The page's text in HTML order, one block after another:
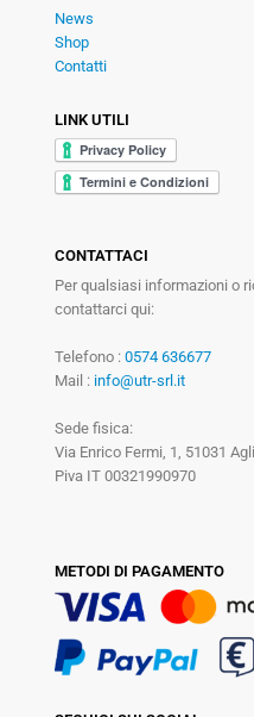
News
Shop
Contatti
LINK UTILI
CONTATTACI
Per qualsiasi informazioni o
contattarci qui:
Telefono : 0574 636677
Mail : info@utr-srl.it
Sede fisica:
Via Enrico Fermi, 1, 51031
Piva IT 00321990970
METODI DI PAGAMENTO